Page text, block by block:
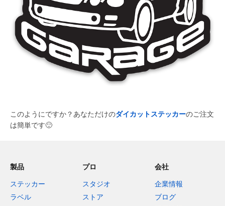
このようにですか？あなただけのダイカットステッカーのご注文
は簡単です🙂
製品
ステッカー
ラベル
プロ
スタジオ
ストア
会社
企業情報
ブログ